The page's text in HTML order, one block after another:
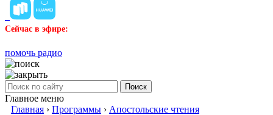
Сейчас в эфире:
помочь радио
Поиск
Главное меню
Главная › Программы › Апостольские чтения